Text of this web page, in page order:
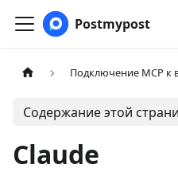
Postmypost
Подключение MCP к
Содержание этой
Claude